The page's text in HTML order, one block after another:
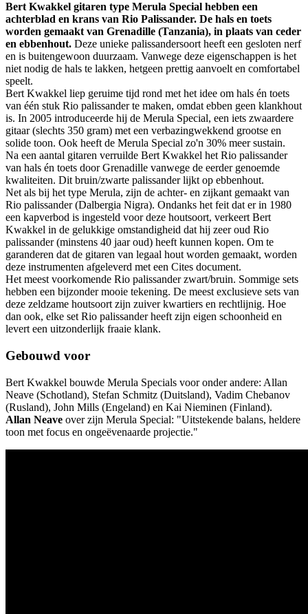
Bert Kwakkel gitaren type Merula Special hebben een
achterblad en krans van Rio Palissander. De hals en toets
worden gemaakt van Grenadille (Tanzania), in plaats van ceder
en ebbenhout. Deze unieke palissandersoort heeft een gesloten nerf
en is buitengewoon duurzaam. Vanwege deze eigenschappen is het
niet nodig de hals te lakken, hetgeen prettig aanvoelt en comfortabel
speelt.
Bert Kwakkel liep geruime tijd rond met het idee om hals én toets
van één stuk Rio palissander te maken, omdat ebben geen klankhout
is. In 2005 introduceerde hij de Merula Special, een iets zwaardere
gitaar (slechts 350 gram) met een verbazingwekkend grootse en
solide toon. Ook heeft de Merula Special zo'n 30% meer sustain.
Na een aantal gitaren verruilde Bert Kwakkel het Rio palissander
van hals én toets door Grenadille vanwege de eerder genoemde
kwaliteiten. Dit bruin/zwarte palissander lijkt op ebbenhout.
Net als bij het type Merula, zijn de achter- en zijkant gemaakt van
Rio palissander (Dalbergia Nigra). Ondanks het feit dat er in 1980
een kapverbod is ingesteld voor deze houtsoort, verkeert Bert
Kwakkel in de gelukkige omstandigheid dat hij zeer oud Rio
palissander (minstens 40 jaar oud) heeft kunnen kopen. Om te
garanderen dat de gitaren van legaal hout worden gemaakt, worden
deze instrumenten afgeleverd met een Cites document.
Het meest voorkomende Rio palissander zwart/bruin. Sommige sets
hebben een bijzonder mooie tekening. De meest exclusieve sets van
deze zeldzame houtsoort zijn zuiver kwartiers en rechtlijnig. Hoe
dan ook, elke set Rio palissander heeft zijn eigen schoonheid en
levert een uitzonderlijk fraaie klank.
Gebouwd voor
Bert Kwakkel bouwde Merula Specials voor onder andere: Allan
Neave (Schotland), Stefan Schmitz (Duitsland), Vadim Chebanov
(Rusland), John Mills (Engeland) en Kai Nieminen (Finland).
Allan Neave over zijn Merula Special: "Uitstekende balans, heldere
toon met focus en ongeëvenaarde projectie."